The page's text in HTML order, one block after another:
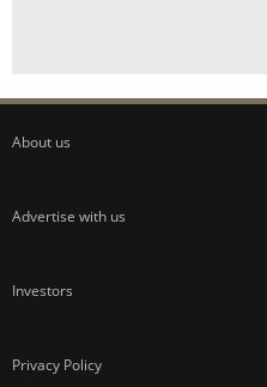
About us
Advertise with us
Investors
Privacy Policy